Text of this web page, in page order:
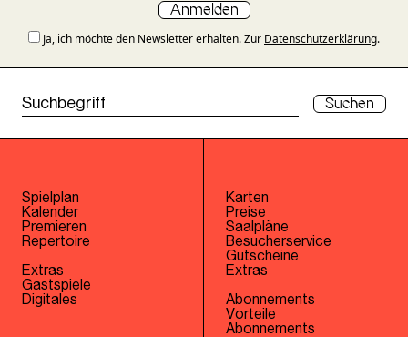
Anmelden
Ja, ich möchte den Newsletter erhalten. Zur Datenschutzerklärung.
Suchen
Spielplan
Kalender
Premieren
Repertoire
Extras
Gastspiele
Digitales
Karten
Preise
Saalpläne
Besucherservice
Gutscheine
Extras
Abonnements
Vorteile
Abonnements